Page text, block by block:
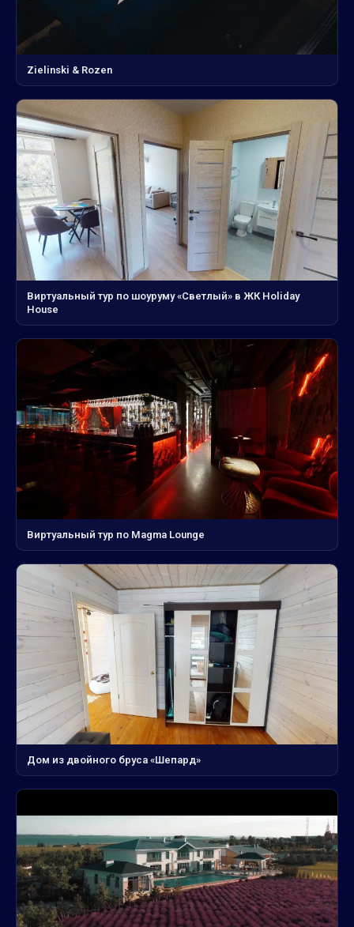
Zielinski & Rozen
Виртуальный тур по шоуруму «Светлый» в ЖК Holiday
House
Виртуальный тур по Magma Lounge
Дом из двойного бруса «Шепард»